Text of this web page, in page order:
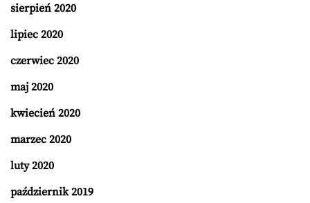
sierpień 2020
lipiec 2020
czerwiec 2020
maj 2020
kwiecień 2020
marzec 2020
luty 2020
październik 2019